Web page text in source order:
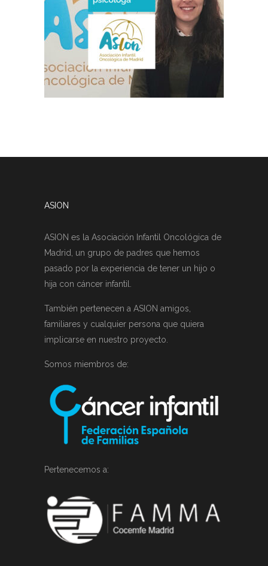
ASION
ASION es la Asociación Infantil Oncológica de
Madrid, un grupo de padres que hemos
pasado por la experiencia de tener un hijo o
hija con cáncer infantil.
También pertenecen a ASION amigos,
familiares y cualquier persona que quiera
implicarse en nuestro proyecto.
Somos miembros de:
Pertenecemos a: